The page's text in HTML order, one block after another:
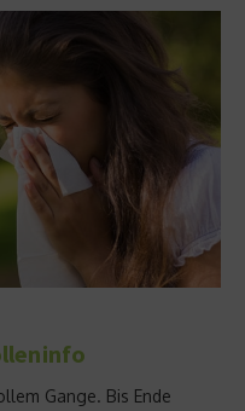
Gange. Bis Ende